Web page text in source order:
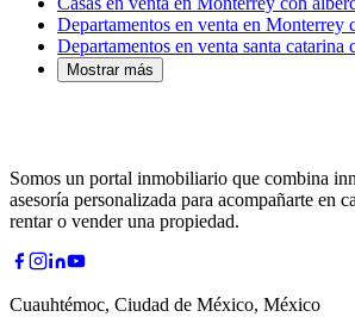
Departamentos en venta en Monterrey
Departamentos en venta santa catarina
Mostrar más
Somos un portal inmobiliario que combina
asesoría personalizada para acompañarte en
rentar o vender una propiedad.
Cuauhtémoc, Ciudad de México, México